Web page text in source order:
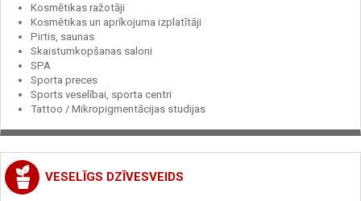
Kosmētikas ražotāji
Kosmētikas un aprīkojuma izplatītāji
Pirtis, saunas
Skaistumkopšanas saloni
SPA
Sporta preces
Sports veselībai, sporta centri
Tattoo / Mikropigmentācijas studijas
VESELĪGS DZĪVESVEIDS